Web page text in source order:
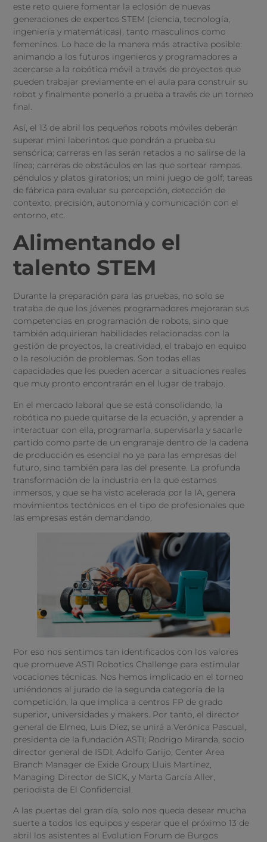
este reto quiere fomentar la eclosión de nuevas
generaciones de expertos STEM (ciencia, tecnología,
ingeniería y matemáticas), tanto masculinos como
femeninos. Lo hace de la manera más atractiva posible:
animando a los futuros ingenieros y programadores a
acercarse a la robótica móvil a través de proyectos que
pueden trabajar previamente en el aula para construir su
robot y finalmente ponerlo a prueba a través de un torneo
final.
Así, el 13 de abril los pequeños robots móviles deberán
superar mini laberintos que pondrán a prueba su
sensórica; carreras en las serán retados a no salirse de la
línea; carreras de obstáculos en las que sortear rampas,
péndulos y platos giratorios; un mini juego de golf; tareas
de fábrica para evaluar su percepción, detección de
contexto, precisión, autonomía y comunicación con el
entorno, etc.
Alimentando el
talento STEM
Durante la preparación para las pruebas, no solo se
trataba de que los jóvenes programadores mejoraran sus
competencias en programación de robots, sino que
también adquirieran habilidades relacionadas con la
gestión de proyectos, la creatividad, el trabajo en equipo
o la resolución de problemas. Son todas ellas
capacidades que les pueden acercar a situaciones reales
que muy pronto encontrarán en el lugar de trabajo.
En el mercado laboral que se está consolidando, la
robótica no puede quitarse de la ecuación, y aprender a
interactuar con ella, programarla, supervisarla y sacarle
partido como parte de un engranaje dentro de la cadena
de producción es esencial no ya para las empresas del
futuro, sino también para las del presente. La profunda
transformación de la industria en la que estamos
inmersos, y que se ha visto acelerada por la IA, genera
movimientos tectónicos en el tipo de profesionales que
las empresas están demandando.
Por eso nos sentimos tan identificados con los valores
que promueve ASTI Robotics Challenge para estimular
vocaciones técnicas. Nos hemos implicado en el torneo
uniéndonos al jurado de la segunda categoría de la
competición, la que implica a centros FP de grado
superior, universidades y makers. Por tanto, el director
general de Elmeq, Luis Díez, se unirá a Verónica Pascual,
presidenta de la fundación ASTI; Rodrigo Miranda, socio
director general de ISDI; Adolfo Garijo, Center Area
Branch Manager de Exide Group; Lluis Martínez,
Managing Director de SICK, y Marta García Aller,
periodista de El Confidencial.
A las puertas del gran día, solo nos queda desear mucha
suerte a todos los equipos y esperar que el próximo 13 de
abril los asistentes al Evolution Forum de Burgos